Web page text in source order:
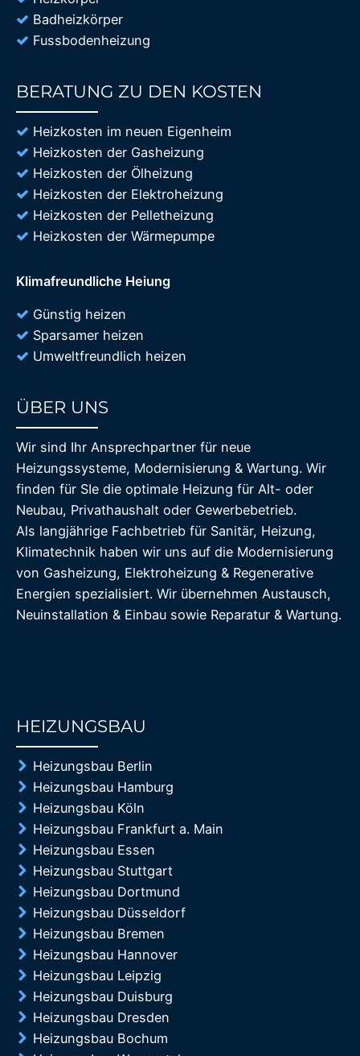
Badheizkörper
Fussbodenheizung
BERATUNG ZU DEN KOSTEN
Heizkosten im neuen Eigenheim
Heizkosten der Gasheizung
Heizkosten der Ölheizung
Heizkosten der Elektroheizung
Heizkosten der Pelletheizung
Heizkosten der Wärmepumpe
Klimafreundliche Heiung
Günstig heizen
Sparsamer heizen
Umweltfreundlich heizen
ÜBER UNS
Wir sind Ihr Ansprechpartner für neue
Heizungssysteme, Modernisierung & Wartung. Wir
finden für SIe die optimale Heizung für Alt- oder
Neubau, Privathaushalt oder Gewerbebetrieb.
Als langjährige Fachbetrieb für Sanitär, Heizung,
Klimatechnik haben wir uns auf die Modernisierung
von Gasheizung, Elektroheizung & Regenerative
Energien spezialisiert. Wir übernehmen Austausch,
Neuinstallation & Einbau sowie Reparatur & Wartung.
HEIZUNGSBAU
Heizungsbau Berlin
Heizungsbau Hamburg
Heizungsbau Köln
Heizungsbau Frankfurt a. Main
Heizungsbau Essen
Heizungsbau Stuttgart
Heizungsbau Dortmund
Heizungsbau Düsseldorf
Heizungsbau Bremen
Heizungsbau Hannover
Heizungsbau Leipzig
Heizungsbau Duisburg
Heizungsbau Dresden
Heizungsbau Bochum